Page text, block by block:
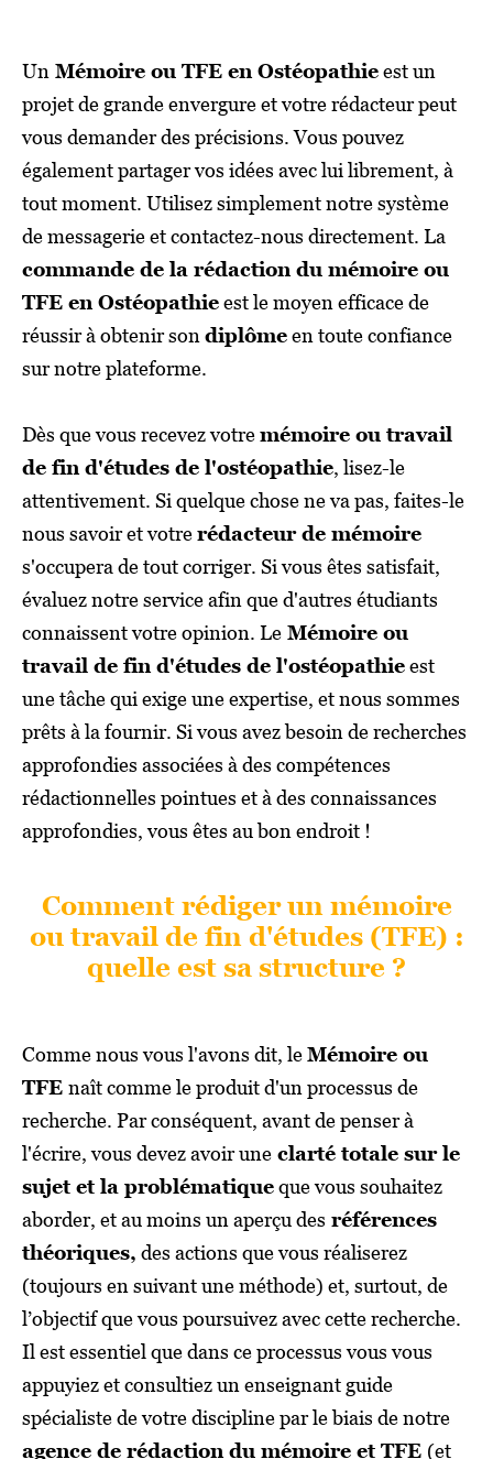
Un Mémoire ou TFE en Ostéopathieest un
projet de grande envergure et votre rédacteur peut
vous demander des précisions. Vous pouvez
également partager vos idées avec lui librement, à
tout moment. Utilisez simplement notre système
de messagerie et contactez-nous directement. La
commande de la rédaction du mémoire ou
TFE en Ostéopathieest le moyen efficace de
réussir à obtenir son diplômeen toute confiance
sur notre plateforme.
Dès que vous recevez votremémoire ou travail
de fin d'études de l'ostéopathie, lisez-le
attentivement. Si quelque chose ne va pas, faites-le
nous savoir et votrerédacteur de mémoire
s'occupera de tout corriger. Si vous êtes satisfait,
évaluez notre service afin que d'autres étudiants
connaissent votre opinion. Le Mémoire ou
travail de fin d'études de l'ostéopathieest
une tâche qui exige une expertise, et nous sommes
prêts à la fournir. Si vous avez besoin de recherches
approfondies associées à des compétences
rédactionnelles pointues et à des connaissances
approfondies, vous êtes au bon endroit !
Comment rédiger un mémoire
ou travail de fin d'études (TFE) :
quelle est sa structure ?
Comme nous vous l'avons dit, leMémoire ou
TFE naît comme le produit d'un processus de
recherche. Par conséquent, avant de penser à
l'écrire, vous devez avoir une clarté totale sur le
sujet et la problématiqueque vous souhaitez
aborder, et au moins un aperçu des références
théoriques, des actions que vous réaliserez
(toujours en suivant une méthode) et, surtout, de
l’objectif que vous poursuivez avec cette recherche.
Il est essentiel que dans ce processus vous vous
appuyiez et consultiez un enseignant guide
spécialiste de votre discipline par le biais de notre
agence de rédaction du mémoire et TFE (et